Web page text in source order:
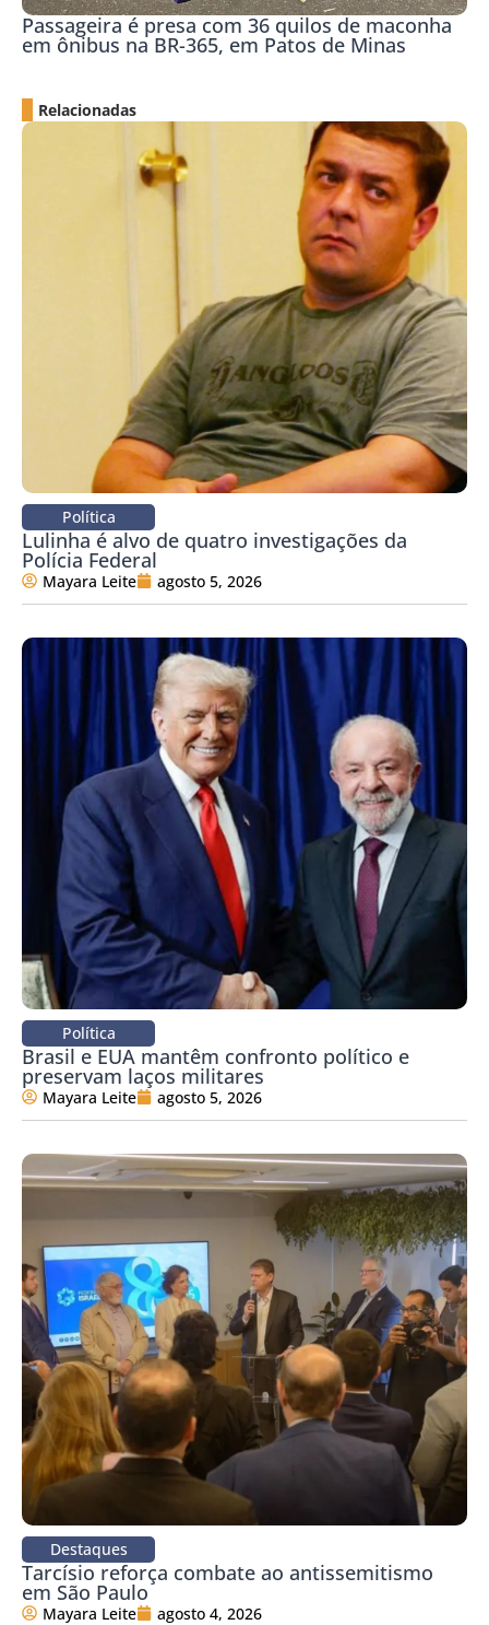
Passageira é presa com 36 quilos de maconha
em ônibus na BR-365, em Patos de Minas
Relacionadas
Política
Lulinha é alvo de quatro investigações da
Polícia Federal
Mayara Leite agosto 5, 2026
Política
Brasil e EUA mantêm confronto político e
preservam laços militares
Mayara Leite agosto 5, 2026
Destaques
Tarcísio reforça combate ao antissemitismo
em São Paulo
Mayara Leite agosto 4, 2026